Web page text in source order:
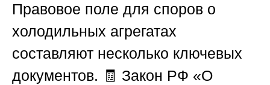
Правовое поле для споров о
холодильных агрегатах
составляют несколько ключевых
документов. 🧾 Закон РФ «О